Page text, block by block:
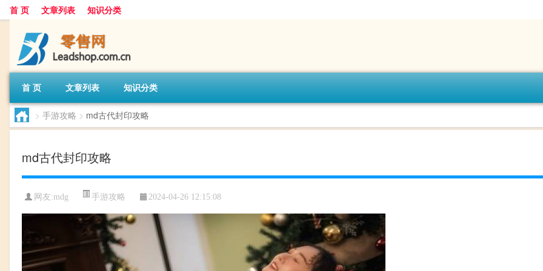
首 页 文章列表 知识分类
首 页 文章列表 知识分类
> 手游攻略 > md古代封印攻略
md古代封印攻略
网友:mdg 手游攻略 2024-04-26 12:15:08